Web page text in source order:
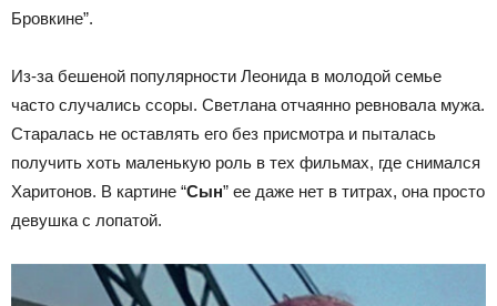
Бровкине”.
Из-за бешеной популярности Леонида в молодой семье
часто случались ссоры. Светлана отчаянно ревновала мужа.
Старалась не оставлять его без присмотра и пыталась
получить хоть маленькую роль в тех фильмах, где снимался
Харитонов. В картине “Сын” ее даже нет в титрах, она просто
девушка с лопатой.